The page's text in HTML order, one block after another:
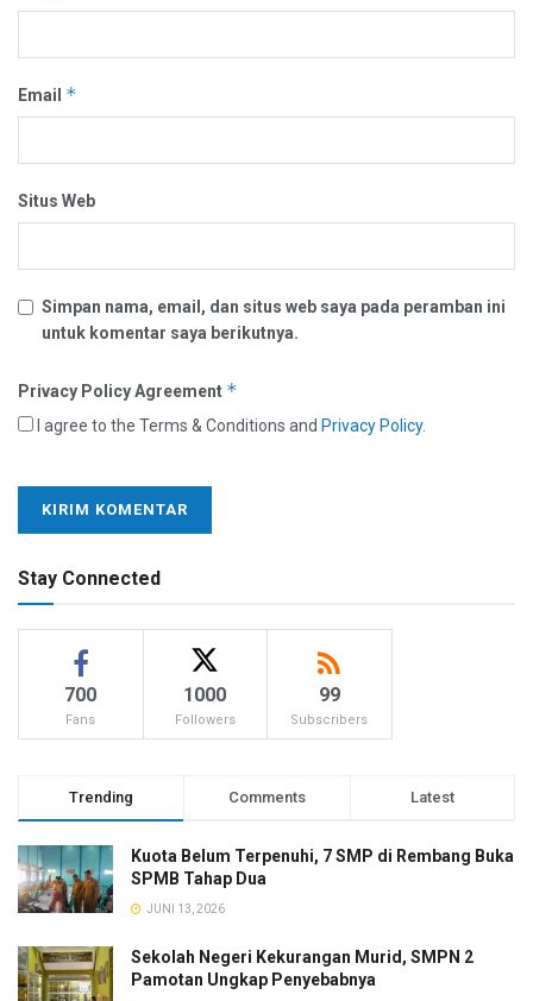
Email *
Situs Web
Simpan nama, email, dan situs web saya pada peramban ini
untuk komentar saya berikutnya.
Privacy Policy Agreement *
I agree to the Terms & Conditions and Privacy Policy.
Stay Connected
700
Fans
1000
Followers
99
Subscribers
Trending Comments Latest
Kuota Belum Terpenuhi, 7 SMP di Rembang Buka
SPMB Tahap Dua
JUNI 13, 2026
Sekolah Negeri Kekurangan Murid, SMPN 2
Pamotan Ungkap Penyebabnya